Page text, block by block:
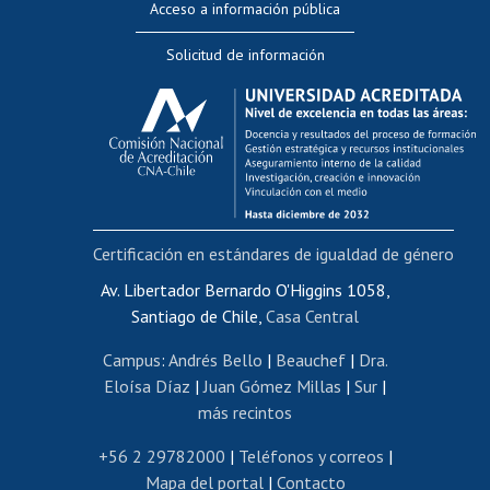
Evaluación docente
Calificación académica
Postulación al AUCAI
Funcionarias/os
Cursos internos de capacitación
Bienestar del personal
Portal de movilidad interna
Certificado de renta
Certificado de renta honorarios
Editar páginas blancas
Extranjeras/os
Revalidación y reconocimiento de títulos
Postulación al Programa de Movilidad Estudiantil
Acceso a información pública
Solicitud de información
Av. Libertador Bernardo O'Higgins 1058,
Santiago de Chile, Casa Central
Campus: Andrés Bello | Beauchef| Dra.
Eloísa Díaz | Juan Gómez Millas | Sur |
más recintos
+56 2 29782000 | Teléfonos y correos |
Mapa del portal| Contacto
Certificación en estándares de igualdad de género